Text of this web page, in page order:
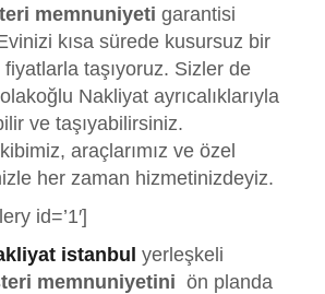
memnuniyeti garantisi
kısa sürede kusursuz bir
taşıyoruz. Sizler de
Nakliyat ayrıcalıklarıyla
ve taşıyabilirsiniz.
araçlarımız ve özel
her zaman hizmetinizdeyiz.
id=’1′]
istanbul yerleşkeli
memnuniyetini ön planda